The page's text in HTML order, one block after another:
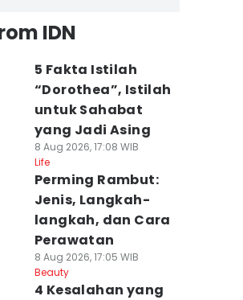
IDN
5 Fakta Istilah
“Dorothea”, Istilah
untuk Sahabat
yang Jadi Asing
8 Aug 2026, 17:08 WIB
Life
Perming Rambut:
Jenis, Langkah-
langkah, dan Cara
Perawatan
8 Aug 2026, 17:05 WIB
Beauty
4 Kesalahan yang